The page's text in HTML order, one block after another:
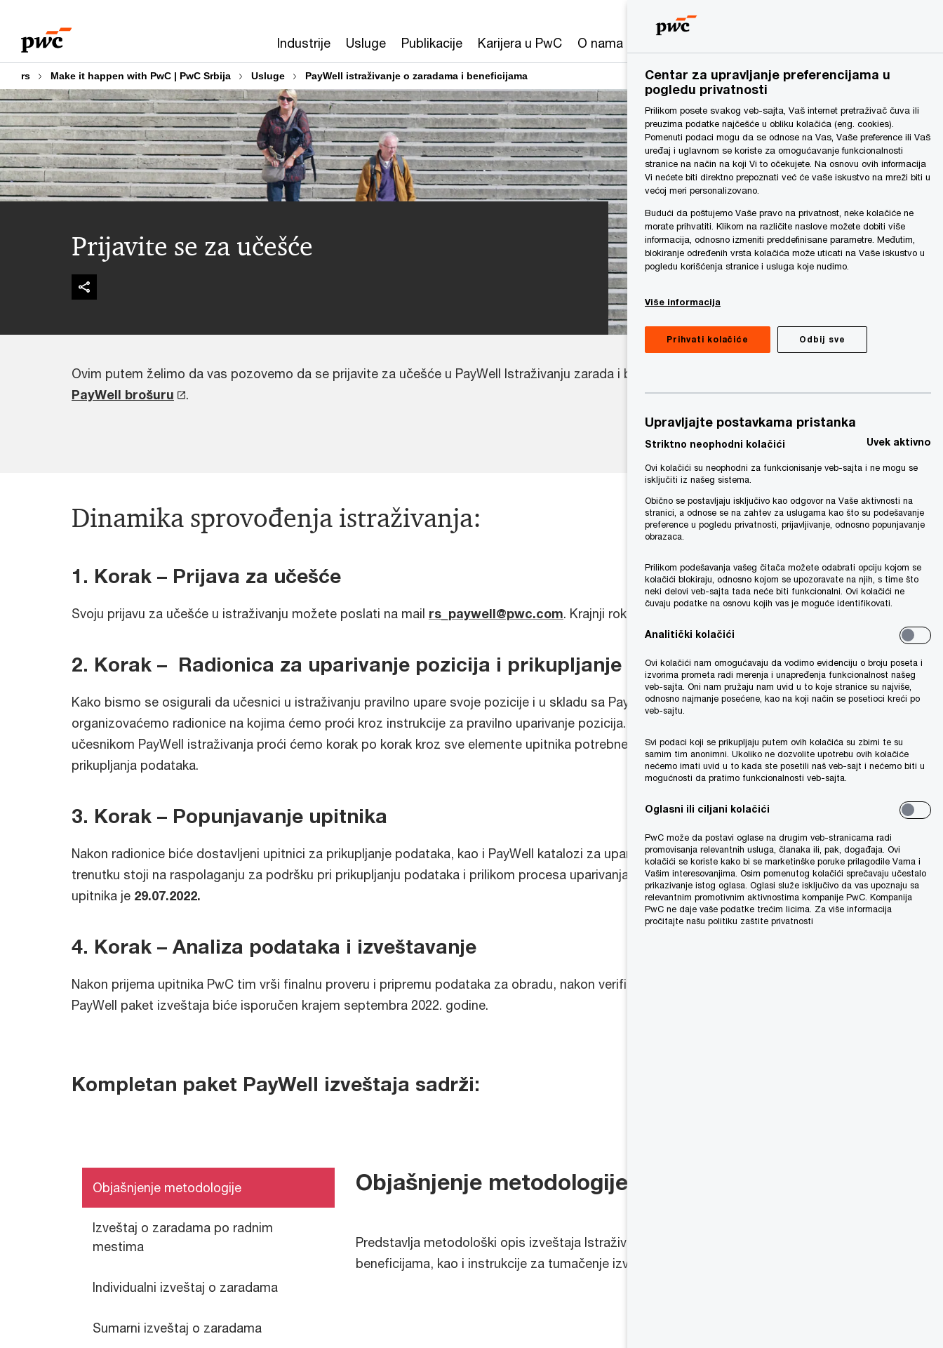
content
footer
Industrije Usluge Publikacije Karijera u PwC O nama
rs Make it happen with PwC | PwC Srbija Usluge PayWell istraživanje o zaradama i beneficijama
Prijavite se za učešće
Ovim putem želimo da vas pozovemo da se prijavite za učešće u PayWell Istraživanju zarada i beneficija. Za više detalja pogledajte
PayWell brošuru
.
Dinamika sprovođenja istraživanja:
1. Korak – Prijava za učešće
Svoju prijavu za učešće u istraživanju možete poslati na mail rs_paywell@pwc.com. Krajnji rok za prijavu za učešća je 20.05.2022.
2. Korak – Radionica za uparivanje pozicija i prikupljanje podataka
Kako bismo se osigurali da učesnici u istraživanju pravilno upare svoje pozicije i u skladu sa PayWell metodologijom, tokom aprila
organizovaćemo radionice na kojima ćemo proći kroz instrukcije za pravilno uparivanje pozicija. Dodatno, individualno sa svakim
učesnikom PayWell istraživanja proći ćemo korak po korak kroz sve elemente upitnika potrebne za uspešnu realizaciju procesa
prikupljanja podataka.
3. Korak – Popunjavanje upitnika
Nakon radionice biće dostavljeni upitnici za prikupljanje podataka, kao i PayWell katalozi za uparivanje pozicija. PwC tim u svakom
trenutku stoji na raspolaganju za podršku pri prikupljanju podataka i prilikom procesa uparivanja pozicija. Rok za dostavljanje popunjenih
upitnika je 29.07.2022.
4. Korak – Analiza podataka i izveštavanje
Nakon prijema upitnika PwC tim vrši finalnu proveru i pripremu podataka za obradu, nakon verifikacije podataka izvršiće se obrada.
PayWell paket izveštaja biće isporučen krajem septembra 2022. godine.
Kompletan paket PayWell izveštaja sadrži:
Objašnjenje metodologije
Izveštaj o zaradama po radnim
mestima
Individualni izveštaj o zaradama
Sumarni izveštaj o zaradama
Objašnjenje metodologije
Predstavlja metodološki opis izveštaja Istraživanja o zaradama, kompenzacijama i
beneficijama, kao i instrukcije za tumačenje izveštaja.
Centar za upravljanje preferencijama u
pogledu privatnosti
Prilikom posete svakog veb-sajta, Vaš internet pretraživač čuva ili
preuzima podatke najčešće u obliku kolačića (eng. cookies).
Pomenuti podaci mogu da se odnose na Vas, Vaše preference ili Vaš
uređaj i uglavnom se koriste za omogućavanje funkcionalnosti
stranice na način na koji Vi to očekujete. Na osnovu ovih informacija
Vi nećete biti direktno prepoznati već će vaše iskustvo na mreži biti u
većoj meri personalizovano.
Budući da poštujemo Vaše pravo na privatnost, neke kolačiće ne
morate prihvatiti. Klikom na različite naslove možete dobiti više
informacija, odnosno izmeniti preddefinisane parametre. Međutim,
blokiranje određenih vrsta kolačića može uticati na Vaše iskustvo u
pogledu korišćenja stranice i usluga koje nudimo.
Više informacija
Odbij sve
Prihvati kolačiće
Upravljajte postavkama pristanka
Striktno neophodni kolačići Uvek aktivno
Ovi kolačići su neophodni za funkcionisanje veb-sajta i ne mogu se
isključiti iz našeg sistema.
Obično se postavljaju isključivo kao odgovor na Vaše aktivnosti na
stranici, a odnose se na zahtev za uslugama kao što su podešavanje
preference u pogledu privatnosti, prijavljivanje, odnosno popunjavanje
obrazaca.
Prilikom podešavanja vašeg čitača možete odabrati opciju kojom se
kolačići blokiraju, odnosno kojom se upozoravate na njih, s time što
neki delovi veb-sajta tada neće biti funkcionalni. Ovi kolačići ne
čuvaju podatke na osnovu kojih vas je moguće identifikovati.
Analitički kolačići
Ovi kolačići nam omogućavaju da vodimo evidenciju o broju poseta i
izvorima prometa radi merenja i unapređenja funkcionalnost našeg
veb-sajta. Oni nam pružaju nam uvid u to koje stranice su najviše,
odnosno najmanje posećene, kao na koji način se posetioci kreći po
veb-sajtu.
Svi podaci koji se prikupljaju putem ovih kolačića su zbirni te su
samim tim anonimni. Ukoliko ne dozvolite upotrebu ovih kolačiće
nećemo imati uvid u to kada ste posetili naš veb-sajt i nećemo biti u
mogućnosti da pratimo funkcionalnosti veb-sajta.
Oglasni ili ciljani kolačići
PwC može da postavi oglase na drugim veb-stranicama radi
promovisanja relevantnih usluga, članaka ili, pak, događaja. Ovi
kolačići se koriste kako bi se marketinške poruke prilagodile Vama i
Vašim interesovanjima. Osim pomenutog kolačići sprečavaju učestalo
prikazivanje istog oglasa. Oglasi služe isključivo da vas upoznaju sa
relevantnim promotivnim aktivnostima kompanije PwC. Kompanija
PwC ne daje vaše podatke trećim licima. Za više informacija
pročitajte našu politiku zaštite privatnosti